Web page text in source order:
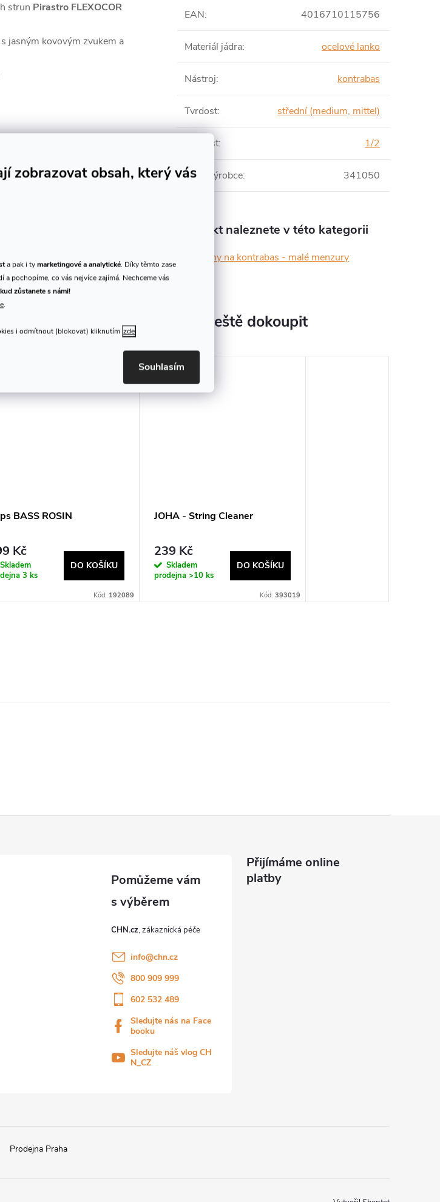
zobrazovat obsah, který vás
a pak i tymarketingové a analytické. Díky těmto zase
pochopíme, co vás nejvíce zajímá. Nechceme vás
zůstanete s námi!
.
i odmítnout (blokovat) kliknutím zde
Souhlasím
strun Pirastro FLEXOCOR
jasným kovovým zvukem a
EAN: 4016710115756
Materiál jádra: ocelové lanko
Nástroj: kontrabas
Tvrdost: střední (medium, mittel)
Velikost: 1/2
Číslo výrobce: 341050
Produkt naleznete v této kategorii
Struny na kontrabas - malé menzury
produktu doporučujeme ještě dokoupit
BASS ROSIN
Kč
Skladem
3 ks
DO KOŠÍKU
Kód: 192089
JOHA - String Cleaner
239 Kč
Skladem
prodejna >10 ks
DO KOŠÍKU
Kód: 393019
CHN.cz
info@chn.cz
800 909 999
602 532 489
Sledujte nás na Face
booku
Sledujte náš vlog CH
N_CZ
Přijímáme online
platby
Prodejna Praha